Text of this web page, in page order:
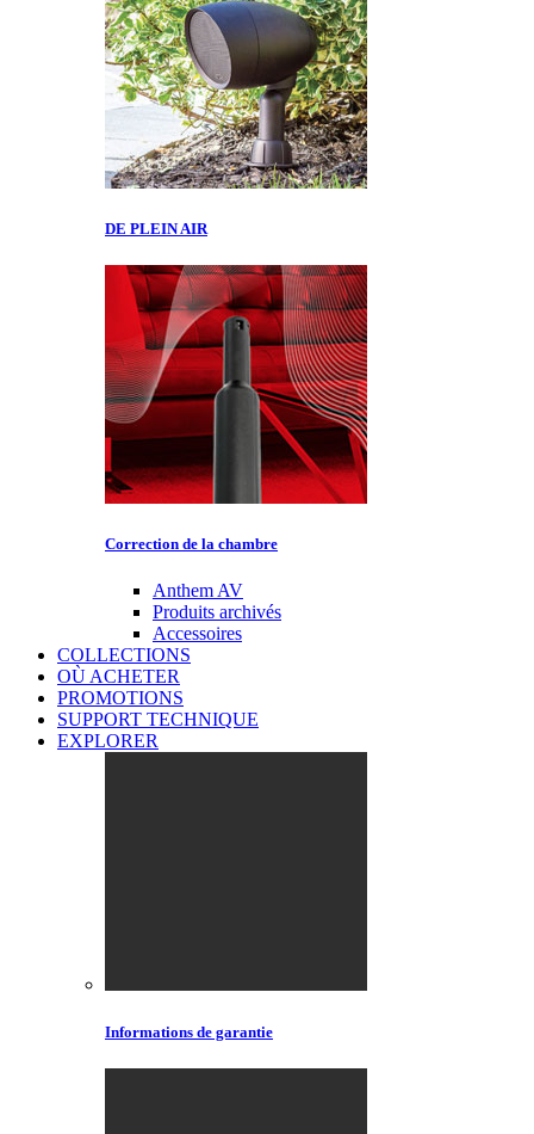
DE PLEIN AIR
Correction de la chambre
Anthem AV
Produits archivés
Accessoires
COLLECTIONS
OÙ ACHETER
PROMOTIONS
SUPPORT TECHNIQUE
EXPLORER
Informations de garantie